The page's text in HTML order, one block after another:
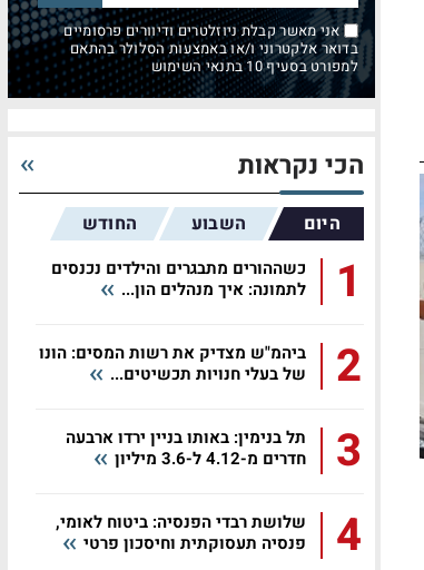
אני מאשר קבלת ניוזלטרים ודיוורים פרסומיים
בדואר אלקטרוני ו/או באמצעות הסלולר בהתאם
למפורט בסעיף 10 בתנאי השימוש
הכי נקראות
היום השבוע החודש
1
כשההורים מתבגרים והילדים נכנסים
לתמונה: איך מנהלים הון...
2
ביהמ"ש מצדיק את רשות המסים: הונו
של בעלי חנויות תכשיטים...
3
תל בנימין: באותו בניין ירדו ארבעה
חדרים מ-4.12 ל-3.6 מיליון
4
שלושת רבדי הפנסיה: ביטוח לאומי,
פנסיה תעסוקתית וחיסכון פרטי